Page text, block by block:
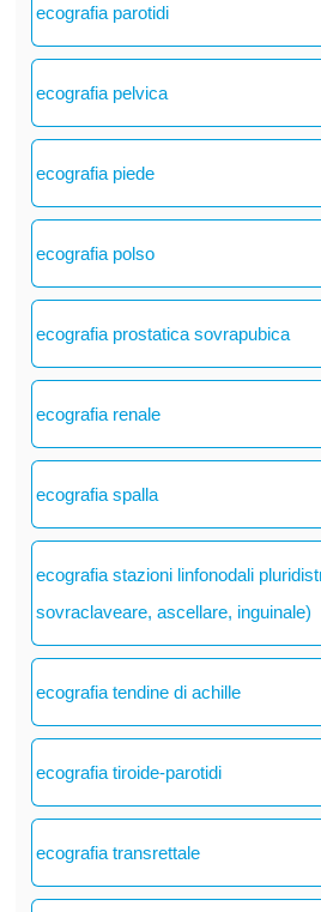
ecografia parotidi
ecografia pelvica
ecografia piede
ecografia polso
ecografia prostatica sovrapubica
ecografia renale
ecografia spalla
ecografia stazioni linfonodali
sovraclaveare, ascellare, inguinale)
ecografia tendine di achille
ecografia tiroide-parotidi
ecografia transrettale